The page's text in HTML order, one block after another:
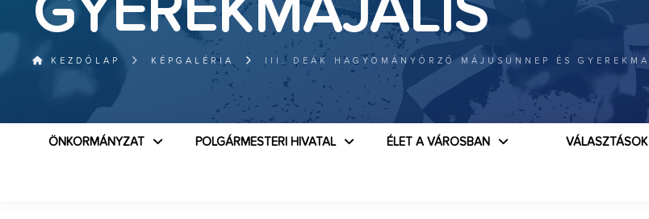
GYEREKMAJÁLIS
KEZDŐLAP KÉPGALÉRIA III. DEÁK HAGYOMÁNYŐRZŐ MÁJUSÜNNEP ÉS
ÖNKORMÁNYZAT POLGÁRMESTERI HIVATAL ÉLET A VÁROSBAN VÁLASZTÁSOK